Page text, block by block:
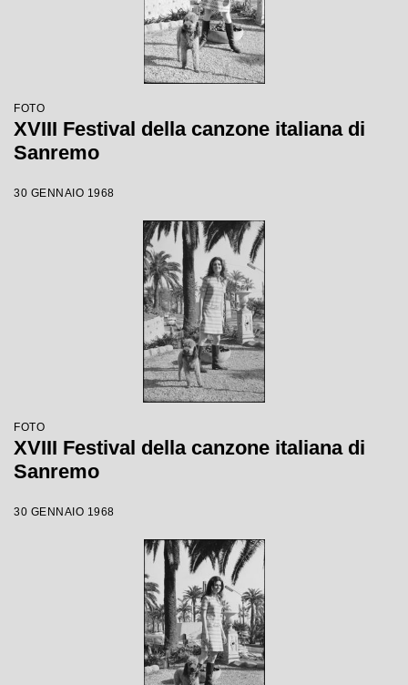
FOTO
XVIII Festival della canzone italiana di
Sanremo
30 GENNAIO 1968
FOTO
XVIII Festival della canzone italiana di
Sanremo
30 GENNAIO 1968